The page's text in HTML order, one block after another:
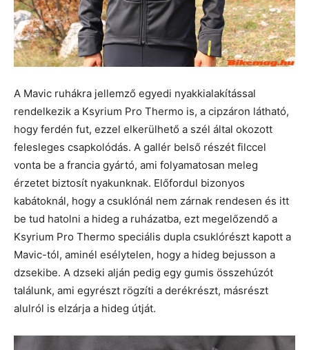
A Mavic ruhákra jellemző egyedi nyakkialakítással
rendelkezik a Ksyrium Pro Thermo is, a cipzáron látható,
hogy ferdén fut, ezzel elkerülhető a szél által okozott
felesleges csapkolódás. A gallér belső részét filccel
vonta be a francia gyártó, ami folyamatosan meleg
érzetet biztosít nyakunknak. Előfordul bizonyos
kabátoknál, hogy a csuklónál nem zárnak rendesen és itt
be tud hatolni a hideg a ruházatba, ezt megelőzendő a
Ksyrium Pro Thermo speciális dupla csuklórészt kapott a
Mavic-tól, aminél esélytelen, hogy a hideg bejusson a
dzsekibe. A dzseki alján pedig egy gumis összehúzót
találunk, ami egyrészt rögzíti a derékrészt, másrészt
alulról is elzárja a hideg útját.